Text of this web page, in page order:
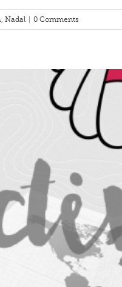
, Nadal 0 Comments